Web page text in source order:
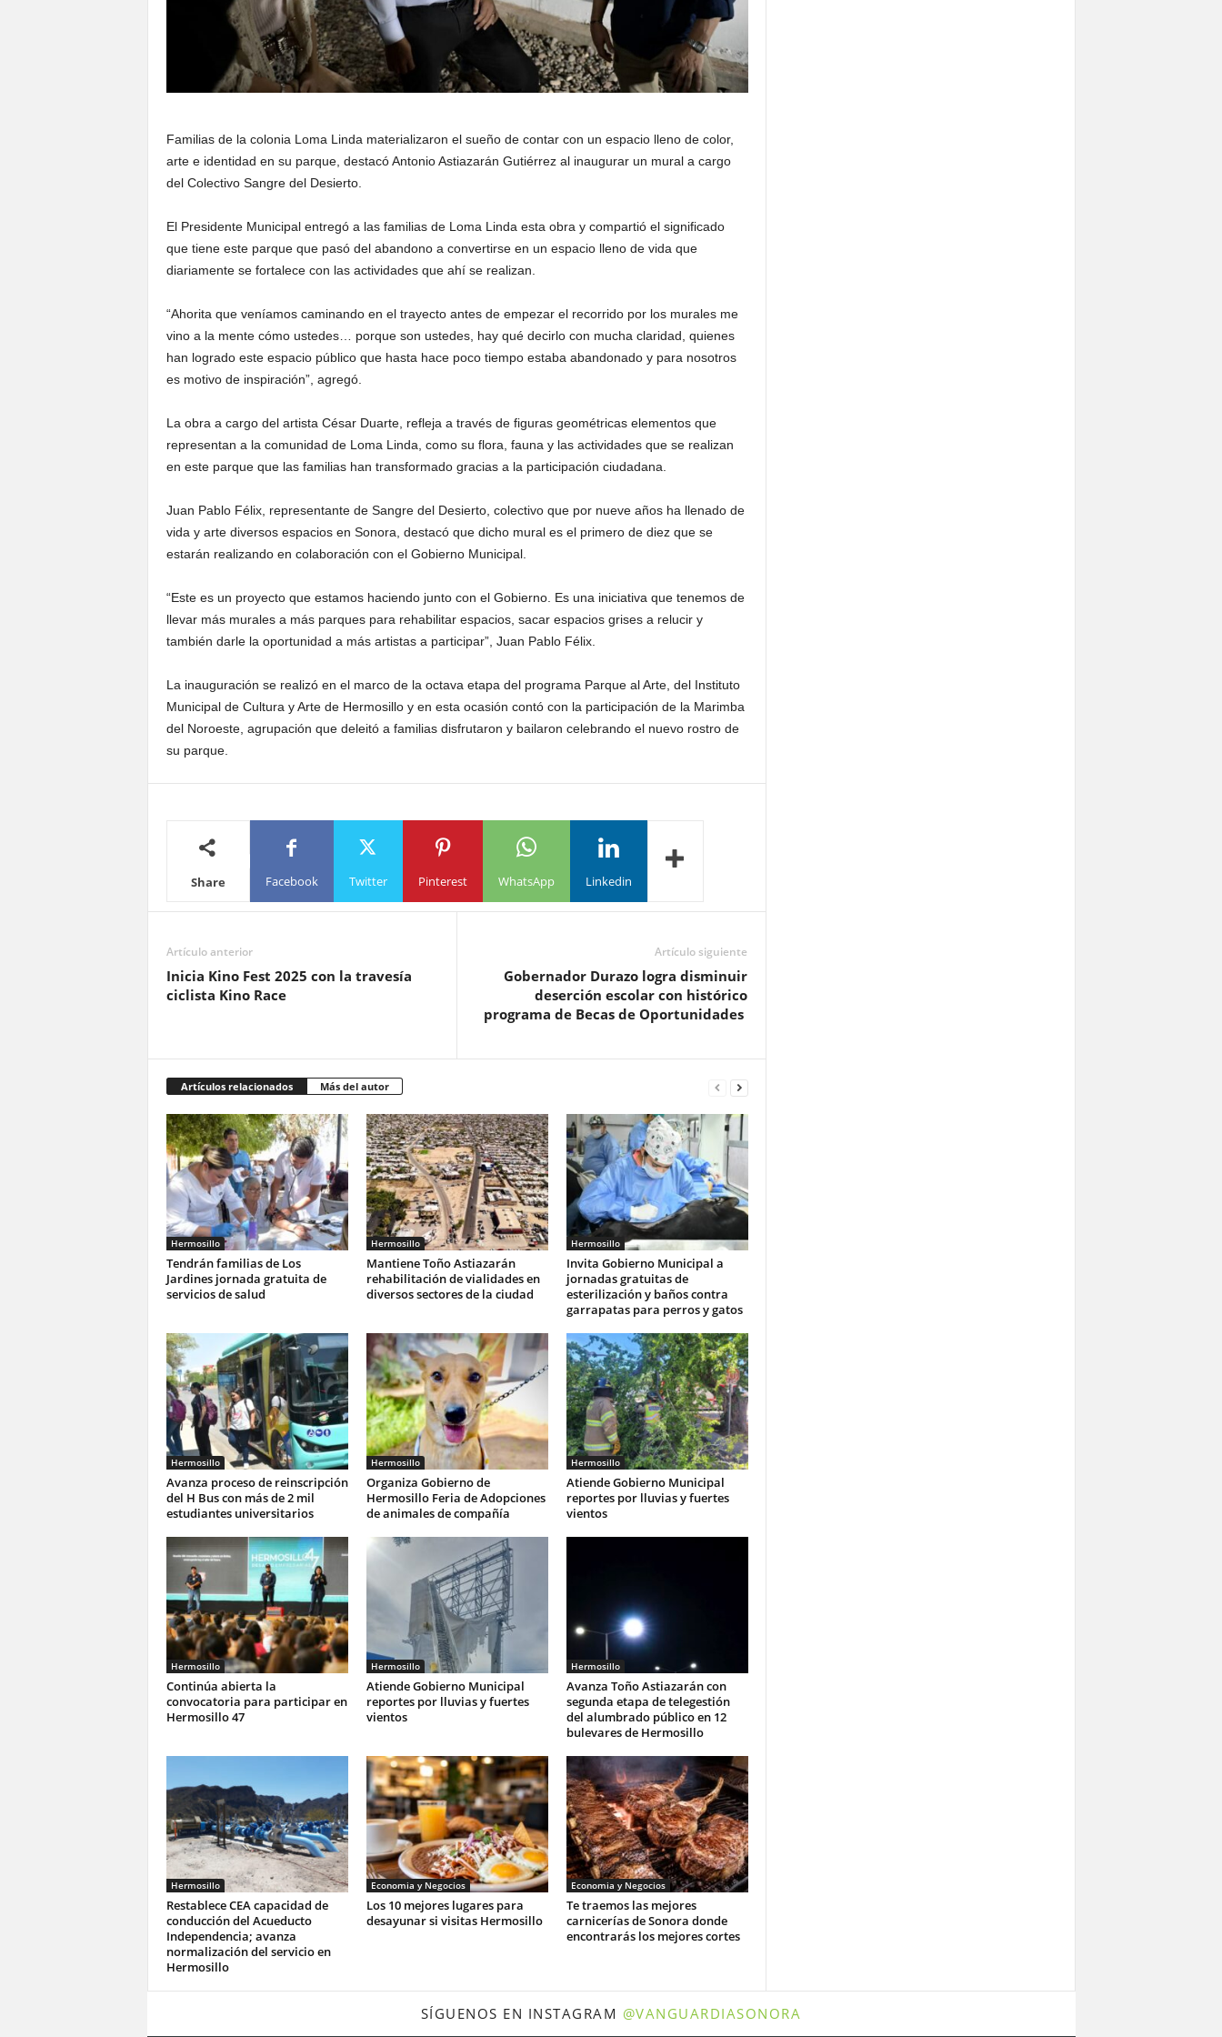
Familias de la colonia Loma Linda materializaron el sueño de contar con un espacio lleno de color,
arte e identidad en su parque, destacó Antonio Astiazarán Gutiérrez al inaugurar un mural a cargo
del Colectivo Sangre del Desierto.
El Presidente Municipal entregó a las familias de Loma Linda esta obra y compartió el significado
que tiene este parque que pasó del abandono a convertirse en un espacio lleno de vida que
diariamente se fortalece con las actividades que ahí se realizan.
“Ahorita que veníamos caminando en el trayecto antes de empezar el recorrido por los murales me
vino a la mente cómo ustedes… porque son ustedes, hay qué decirlo con mucha claridad, quienes
han logrado este espacio público que hasta hace poco tiempo estaba abandonado y para nosotros
es motivo de inspiración”, agregó.
La obra a cargo del artista César Duarte, refleja a través de figuras geométricas elementos que
representan a la comunidad de Loma Linda, como su flora, fauna y las actividades que se realizan
en este parque que las familias han transformado gracias a la participación ciudadana.
Juan Pablo Félix, representante de Sangre del Desierto, colectivo que por nueve años ha llenado de
vida y arte diversos espacios en Sonora, destacó que dicho mural es el primero de diez que se
estarán realizando en colaboración con el Gobierno Municipal.
“Este es un proyecto que estamos haciendo junto con el Gobierno. Es una iniciativa que tenemos de
llevar más murales a más parques para rehabilitar espacios, sacar espacios grises a relucir y
también darle la oportunidad a más artistas a participar”, Juan Pablo Félix.
La inauguración se realizó en el marco de la octava etapa del programa Parque al Arte, del Instituto
Municipal de Cultura y Arte de Hermosillo y en esta ocasión contó con la participación de la Marimba
del Noroeste, agrupación que deleitó a familias disfrutaron y bailaron celebrando el nuevo rostro de
su parque.
Share Facebook Twitter Pinterest WhatsApp Linkedin
Artículo anterior
Inicia Kino Fest 2025 con la travesía
ciclista Kino Race
Artículo siguiente
Gobernador Durazo logra disminuir
deserción escolar con histórico
programa de Becas de Oportunidades
Artículos relacionados Más del autor
Hermosillo
Tendrán familias de Los
Jardines jornada gratuita de
servicios de salud
Hermosillo
Mantiene Toño Astiazarán
rehabilitación de vialidades en
diversos sectores de la ciudad
Hermosillo
Invita Gobierno Municipal a
jornadas gratuitas de
esterilización y baños contra
garrapatas para perros y gatos
Hermosillo
Avanza proceso de reinscripción
del H Bus con más de 2 mil
estudiantes universitarios
Hermosillo
Organiza Gobierno de
Hermosillo Feria de Adopciones
de animales de compañía
Hermosillo
Atiende Gobierno Municipal
reportes por lluvias y fuertes
vientos
Hermosillo
Continúa abierta la
convocatoria para participar en
Hermosillo 47
Hermosillo
Atiende Gobierno Municipal
reportes por lluvias y fuertes
vientos
Hermosillo
Avanza Toño Astiazarán con
segunda etapa de telegestión
del alumbrado público en 12
bulevares de Hermosillo
Hermosillo
Restablece CEA capacidad de
conducción del Acueducto
Independencia; avanza
normalización del servicio en
Hermosillo
Economia y Negocios
Los 10 mejores lugares para
desayunar si visitas Hermosillo
Economia y Negocios
Te traemos las mejores
carnicerías de Sonora donde
encontrarás los mejores cortes
SÍGUENOS EN INSTAGRAM @VANGUARDIASONORA